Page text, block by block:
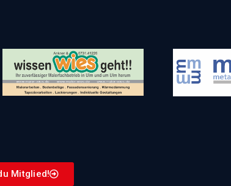
Mitglied!